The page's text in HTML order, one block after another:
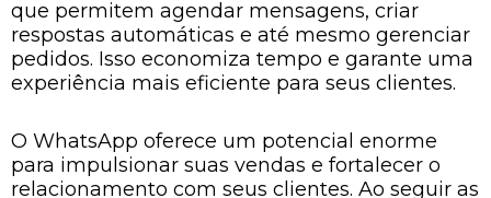
que permitem agendar mensagens, criar
respostas automáticas e até mesmo gerenciar
pedidos. Isso economiza tempo e garante uma
experiência mais eficiente para seus clientes.
O WhatsApp oferece um potencial enorme
para impulsionar suas vendas e fortalecer o
relacionamento com seus clientes. Ao seguir as